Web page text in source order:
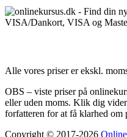
Alle vores priser er ekskl.
OBS – viste priser på
eller uden moms. Klik dig
forfatteren for at få klarhed om
Copyright © 2017-2026